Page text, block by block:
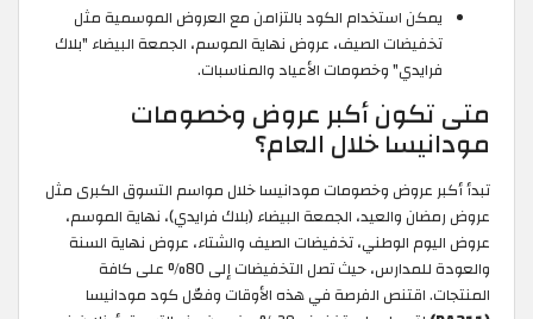
يمكن استخدام الكود بالتزامن مع العروض الموسمية مثل
تخفيضات الصيف، عروض نهاية الموسم، الجمعة البيضاء "بلاك
فرايدي" وخصومات الأعياد والمناسبات.
متى تكون أكبر عروض وخصومات
مودانيسا خلال العام؟
تبدأ أكبر عروض وخصومات مودانيسا خلال مواسم التسوق الكبرى مثل
عروض رمضان والعيد، الجمعة البيضاء (بلاك فرايدي)، نهاية الموسم،
عروض اليوم الوطني، تخفيضات الصيف والشتاء، عروض نهاية السنة
والعودة للمدارس، حيث تصل التخفيضات إلى 80% على كافة
المنتجات. اقتنص الفرصة في هذه الأوقات وفعّل كود مودانيسا